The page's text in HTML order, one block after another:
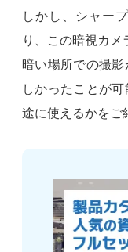
しかし、シャー
り、この暗視カメ
暗い場所での撮
しかったことが
途に使えるかをご